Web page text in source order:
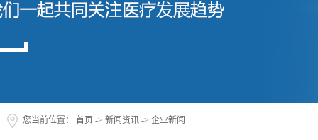
您当前位置： 首页 -> 新闻资讯 -> 企业新闻